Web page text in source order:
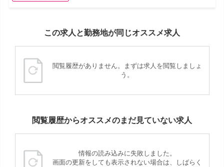
この求人と勤務地が同じオススメ求人
閲覧履歴がありません。まずは求人を閲覧しましょ
う。
閲覧履歴からオススメのまだ見ていない求人
情報の読み込みに失敗しました。
画面の更新をしても表示されない場合は、しばらく